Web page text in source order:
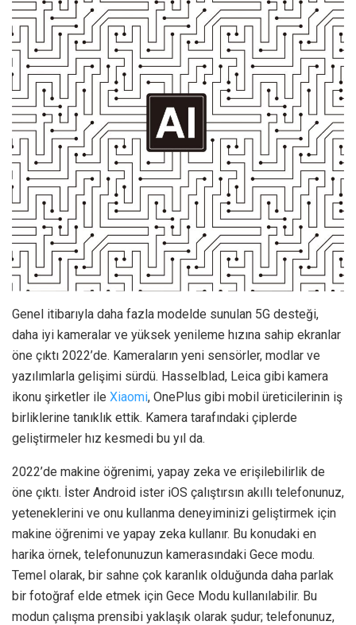
Genel itibarıyla daha fazla modelde sunulan 5G desteği,
daha iyi kameralar ve yüksek yenileme hızına sahip ekranlar
öne çıktı 2022’de. Kameraların yeni sensörler, modlar ve
yazılımlarla gelişimi sürdü. Hasselblad, Leica gibi kamera
ikonu şirketler ile Xiaomi, OnePlus gibi mobil üreticilerinin iş
birliklerine tanıklık ettik. Kamera tarafındaki çiplerde
geliştirmeler hız kesmedi bu yıl da.
2022’de makine öğrenimi, yapay zeka ve erişilebilirlik de
öne çıktı. İster Android ister iOS çalıştırsın akıllı telefonunuz,
yeteneklerini ve onu kullanma deneyiminizi geliştirmek için
makine öğrenimi ve yapay zeka kullanır. Bu konudaki en
harika örnek, telefonunuzun kamerasındaki Gece modu.
Temel olarak, bir sahne çok karanlık olduğunda daha parlak
bir fotoğraf elde etmek için Gece Modu kullanılabilir. Bu
modun çalışma prensibi yaklaşık olarak şudur; telefonunuz,